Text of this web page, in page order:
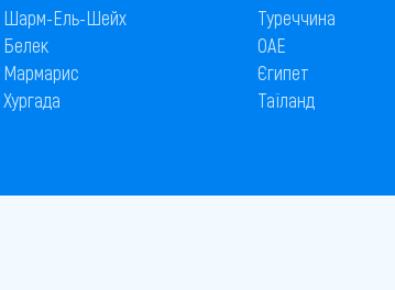
Шарм-Ель-Шейх
Белек
Мармарис
Хургада
Туреччина
ОАЕ
Єгипет
Таїланд